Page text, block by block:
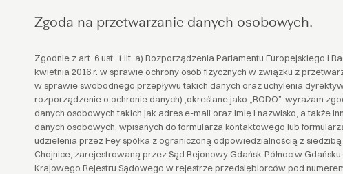
Zgoda na przetwarzanie danych osobowych.
Zgodnie z art. 6 ust. 1 lit. a) Rozporządzenia Parlamentu Europejskiego i
kwietnia 2016 r. w sprawie ochrony osób fizycznych w związku z
w sprawie swobodnego przepływu takich danych oraz uchylenia
rozporządzenie o ochronie danych) ,określane jako „RODO”, wyrażam
danych osobowych takich jak adres e-mail oraz imię i nazwisko, a także
danych osobowych, wpisanych do formularza kontaktowego lub
udzielenia przez Fey spółka z ograniczoną odpowiedzialnością z
Chojnice, zarejestrowaną przez Sąd Rejonowy Gdańsk-Północ w
Krajowego Rejestru Sądowego w rejestrze przedsiębiorców pod numerem